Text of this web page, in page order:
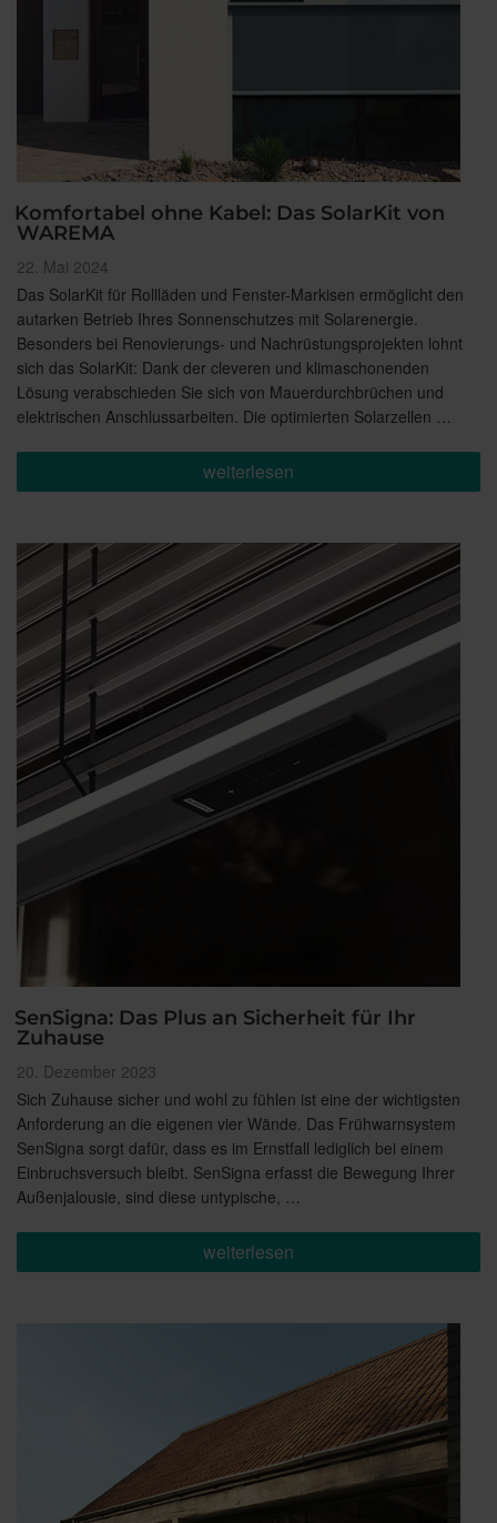
Komfortabel ohne Kabel: Das SolarKit von
WAREMA
Veröffentlicht
am
22. Mai 2024
Das SolarKit für Rollläden und Fenster-Markisen ermöglicht den
autarken Betrieb Ihres Sonnenschutzes mit Solarenergie.
Besonders bei Renovierungs- und Nachrüstungsprojekten lohnt
sich das SolarKit: Dank der cleveren und klimaschonenden
Lösung verabschieden Sie sich von Mauerdurchbrüchen und
elektrischen Anschlussarbeiten. Die optimierten Solarzellen …
„Komfortabel
ohne
SolarKit
von
WAREMA“
weiterlesen
SenSigna: Das Plus an Sicherheit für Ihr
Zuhause
Veröffentlicht
am
20. Dezember 2023
Sich Zuhause sicher und wohl zu fühlen ist eine der wichtigsten
Anforderung an die eigenen vier Wände. Das Frühwarnsystem
SenSigna sorgt dafür, dass es im Ernstfall lediglich bei einem
Einbruchsversuch bleibt. SenSigna erfasst die Bewegung Ihrer
Außenjalousie, sind diese untypische, …
„SenSigna:
Das
Sicherheit
weiterlesen